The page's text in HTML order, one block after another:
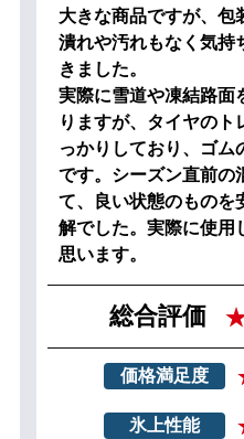
大きな商品ですが、包
潰れや汚れもなく気持
きました。
実際に雪道や凍結路面
りますが、タイヤのト
っかりしており、ゴム
です。シーズン直前の
て、良い状態のものを
解でした。実際に使用
思います。
総合評価
価格満足度
氷上性能